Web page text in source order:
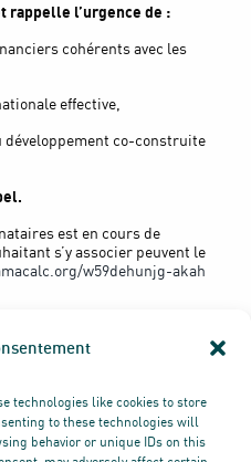
technologies like cookies to store
to these technologies will
behavior or unique IDs on this
rappelle l’urgence de :
cohérents avec les
effective,
développement co-construite
est en cours de
s’y associer peuvent le
w59dehunjg-akah